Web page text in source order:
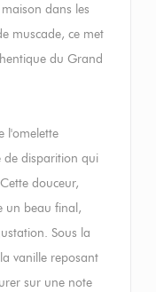
dans les
muscade, ce met
du Grand
l'omelette
de disparition qui
douceur,
un beau final,
Sous la
vanille reposant
sur une note